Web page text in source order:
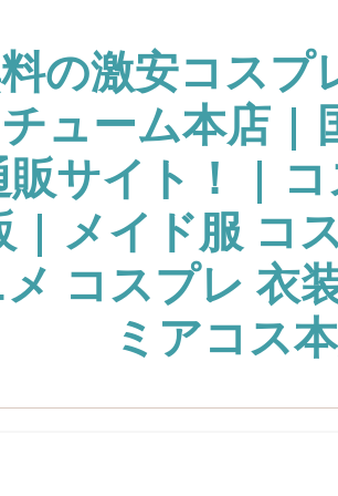
の激安コスプ
ューム本店 |
サイト！ |
| メイド服 コ
コスプレ 衣
ミアコス